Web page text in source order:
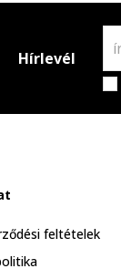
Hírlevél
feltételek